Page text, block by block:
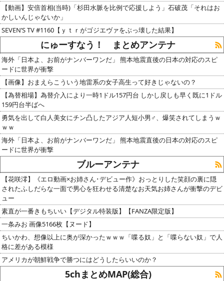
【動画】安倍首相(当時)「杉田水脈を比例で応援しよう」石破茂「それはお
かしいんじゃないか」
SEVEN’S TV #1160【ｙｔｒがゴジエヴァをぶっ壊した結果】
にゅーすなう！ まとめアンテナ
海外「日本よ、お前がナンバーワンだ」 熊本地震直後の日本の対応のスピ
ードに世界が衝撃
【画像】おまえらこういう地雷系の女子高生って好きじゃないの？
【為替相場】為替介入により一時1ドル157円台 しかし戻しも早く既に1ドル
159円台半ばへ
勇気を出して白人美女にチン凸したアジア人短小男♂、爆笑されてしまうｗ
ｗｗ
海外「日本よ、お前がナンバーワンだ」 熊本地震直後の日本の対応のスピ
ードに世界が衝撃
ブルーアンテナ
【花咲澪】《エロ動画×お姉さん･デビュー作》おっとりした笑顔の裏に隠
されたふしだらな一面で男心を狂わせる清楚なお天気お姉さんが衝撃のデビ
ュー
素直が一番きもちいい【デジタル特装版】【FANZA限定版】
一条みお 画像5166枚【ヌード】
ちいかわ、想像以上に奥が深かったｗｗｗ「喋る奴」と「喋らない奴」で人
格に差がある模様
アメリカが朝鮮戦争で勝つにはどうしたらいいのか？
5chまとめMAP(総合)